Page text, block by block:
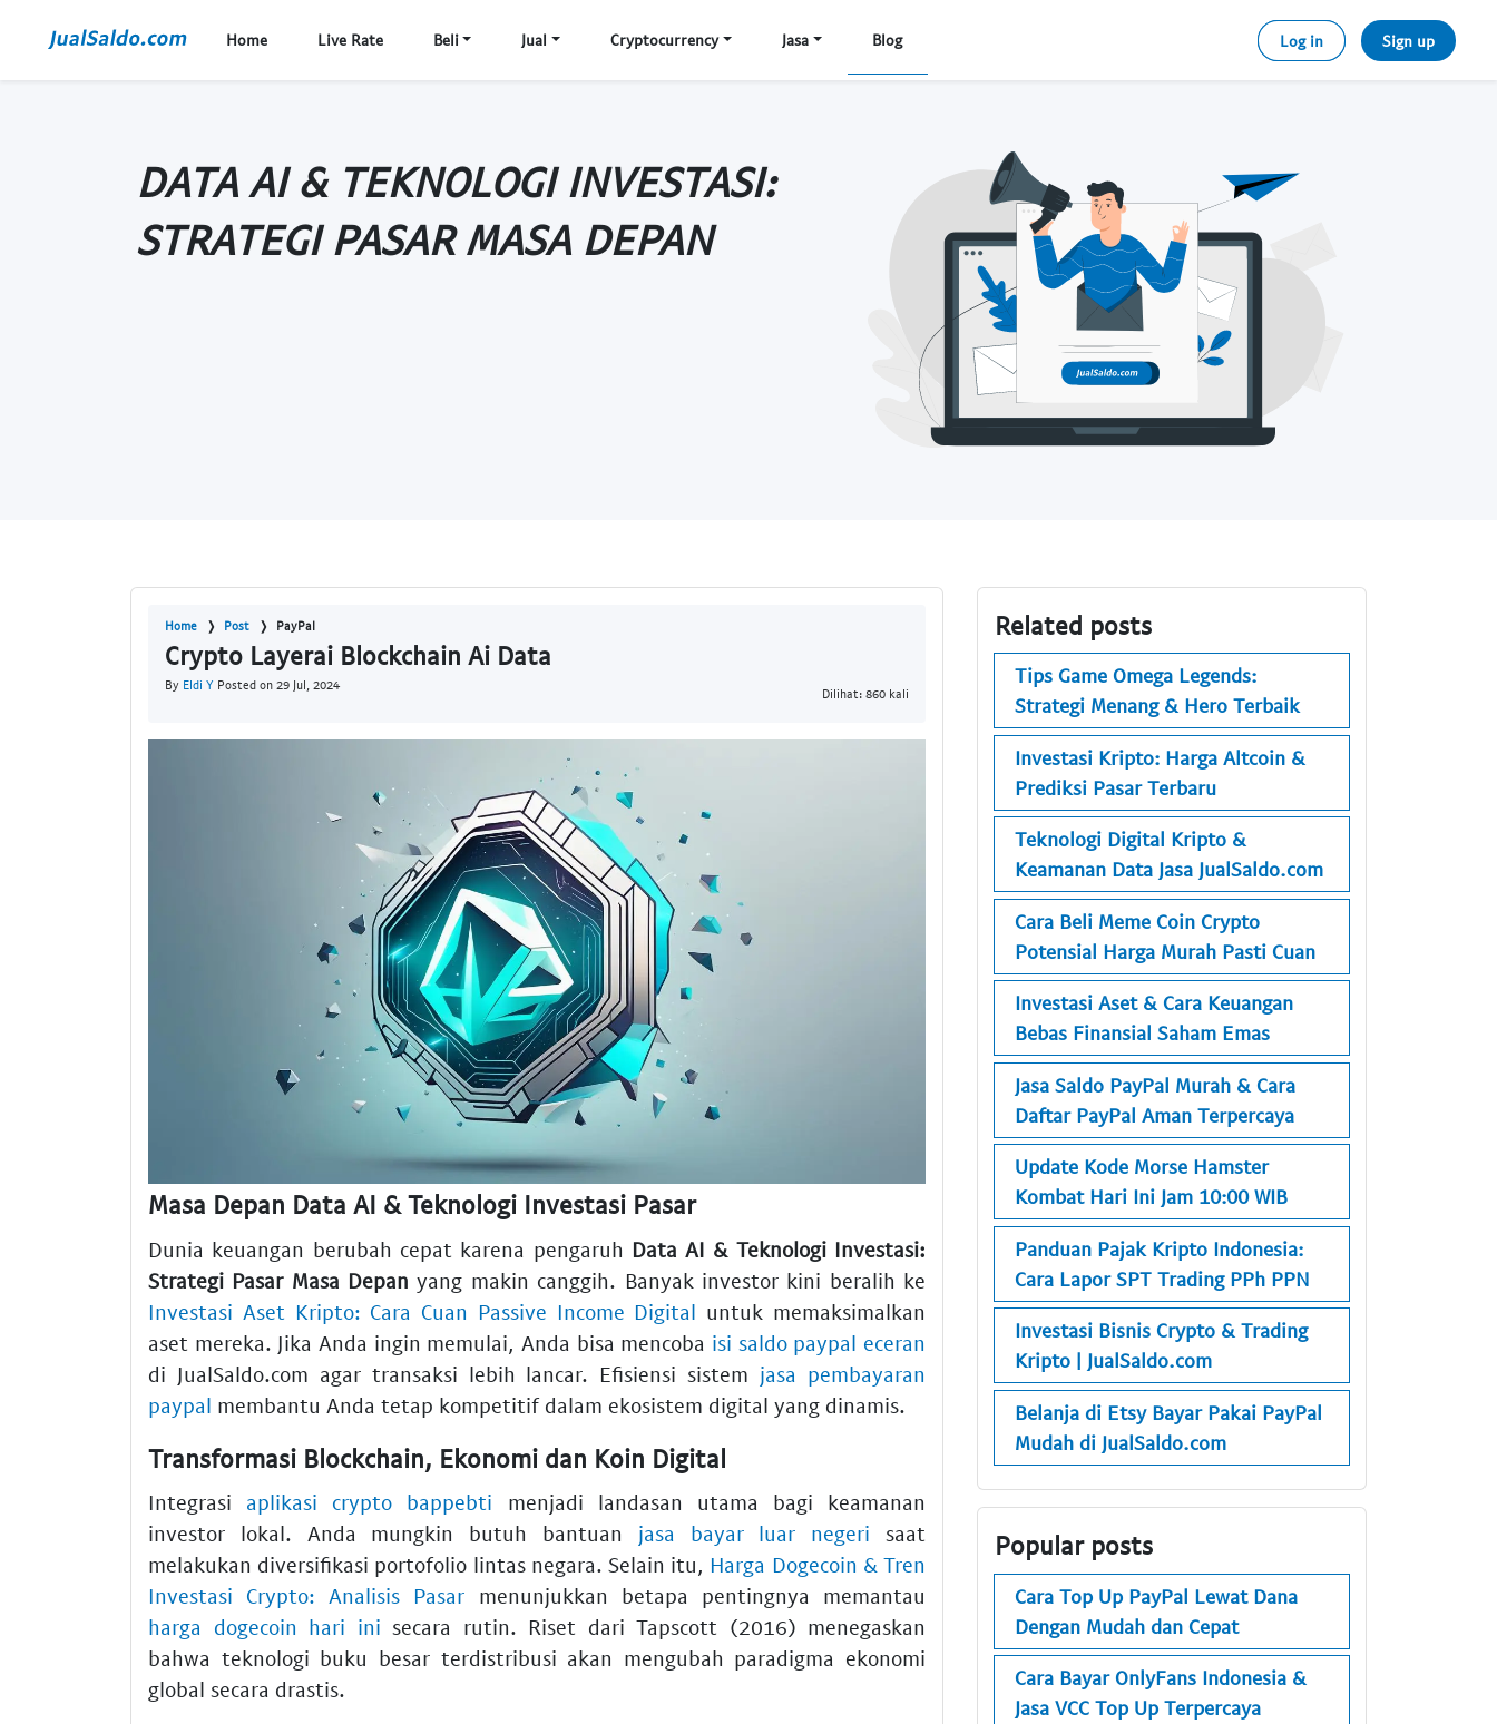
Home Live Rate Beli Jual Cryptocurrency Jasa Blog Log in Sign up
DATA AI & TEKNOLOGI INVESTASI:
STRATEGI PASAR MASA DEPAN
Home Post PayPal
Crypto Layerai Blockchain Ai Data
By Eldi Y Posted on 29 Jul, 2024
Dilihat: 860 kali
Masa Depan Data AI & Teknologi Investasi Pasar
Dunia keuangan berubah cepat karena pengaruh Data AI & Teknologi Investasi:
Strategi Pasar Masa Depan yang makin canggih. Banyak investor kini beralih ke
Investasi Aset Kripto: Cara Cuan Passive Income Digital untuk memaksimalkan
aset mereka. Jika Anda ingin memulai, Anda bisa mencoba isi saldo paypal eceran
di JualSaldo.com agar transaksi lebih lancar. Efisiensi sistem jasa pembayaran
paypal membantu Anda tetap kompetitif dalam ekosistem digital yang dinamis.
Transformasi Blockchain, Ekonomi dan Koin Digital
Integrasi aplikasi crypto bappebti menjadi landasan utama bagi keamanan
investor lokal. Anda mungkin butuh bantuan jasa bayar luar negeri saat
melakukan diversifikasi portofolio lintas negara. Selain itu, Harga Dogecoin & Tren
Investasi Crypto: Analisis Pasar menunjukkan betapa pentingnya memantau
harga dogecoin hari ini secara rutin. Riset dari Tapscott (2016) menegaskan
bahwa teknologi buku besar terdistribusi akan mengubah paradigma ekonomi
global secara drastis.
Related posts
Tips Game Omega Legends:
Strategi Menang & Hero Terbaik
Investasi Kripto: Harga Altcoin &
Prediksi Pasar Terbaru
Teknologi Digital Kripto &
Keamanan Data Jasa JualSaldo.com
Cara Beli Meme Coin Crypto
Potensial Harga Murah Pasti Cuan
Investasi Aset & Cara Keuangan
Bebas Finansial Saham Emas
Jasa Saldo PayPal Murah & Cara
Daftar PayPal Aman Terpercaya
Update Kode Morse Hamster
Kombat Hari Ini Jam 10:00 WIB
Panduan Pajak Kripto Indonesia:
Cara Lapor SPT Trading PPh PPN
Investasi Bisnis Crypto & Trading
Kripto | JualSaldo.com
Belanja di Etsy Bayar Pakai PayPal
Mudah di JualSaldo.com
Popular posts
Cara Top Up PayPal Lewat Dana
Dengan Mudah dan Cepat
Cara Bayar OnlyFans Indonesia &
Jasa VCC Top Up Terpercaya